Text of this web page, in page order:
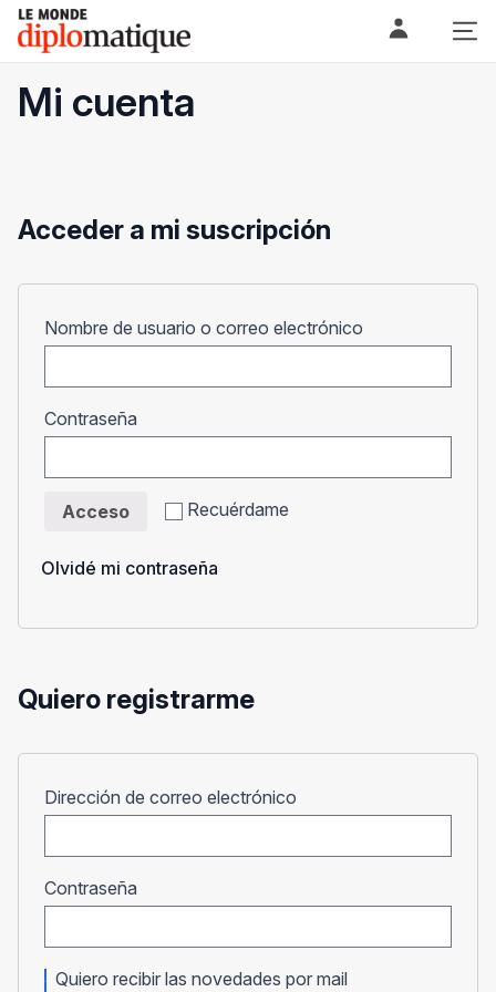
Skip
content
Le monde diplomatique
Mi cuenta
Acceder a mi suscripción
Nombre de usuario o correo electrónico
Contraseña
Recuérdame
Acceso
Olvidé mi contraseña
Quiero registrarme
Dirección de correo electrónico
Contraseña
Quiero recibir las novedades por mail